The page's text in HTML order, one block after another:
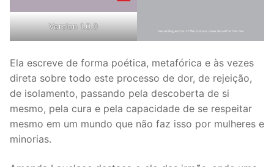
Version 1.0.0
Ela escreve de forma poética, metafórica e às vezes
direta sobre todo este processo de dor, de rejeição,
de isolamento, passando pela descoberta de si
mesmo, pela cura e pela capacidade de se respeitar
mesmo em um mundo que não faz isso por mulheres e
minorias.